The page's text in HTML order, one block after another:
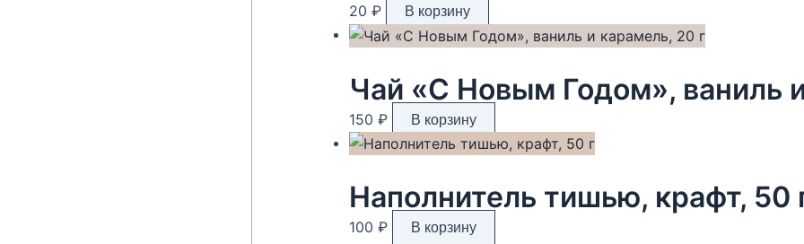
20 ₽ В корзину
Чай «С Новым Годом», ваниль
150 ₽ В корзину
Наполнитель тишью, крафт, 50
100 ₽ В корзину